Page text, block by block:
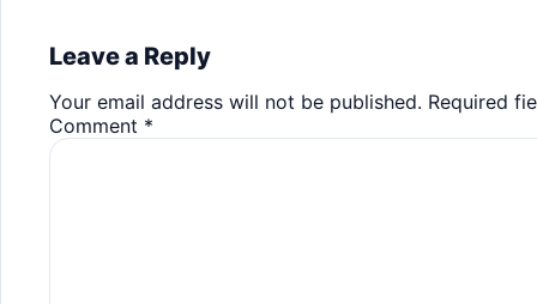
Leave a Reply
Your email address will not be published. Required
Comment *